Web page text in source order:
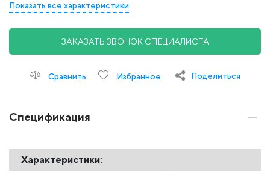
Показать все характеристики
ЗАКАЗАТЬ ЗВОНОК СПЕЦИАЛИСТА
Сравнить Избранное Поделиться
Спецификация
Характеристики: